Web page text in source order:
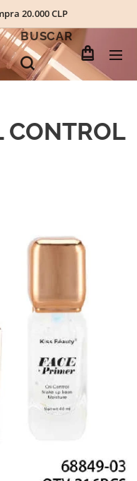
20.000 CLP
BUSCAR
CONTROL